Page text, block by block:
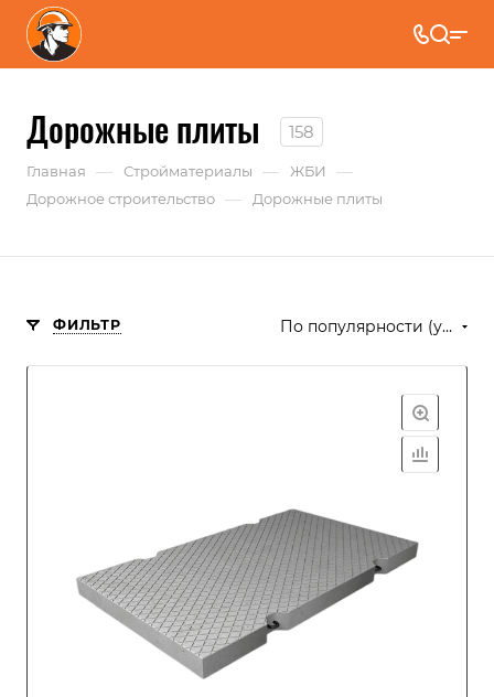
Дорожные плиты 158
Главная — Стройматериалы — ЖБИ —
Дорожное строительство — Дорожные плиты
ФИЛЬТР По популярности (убывание)